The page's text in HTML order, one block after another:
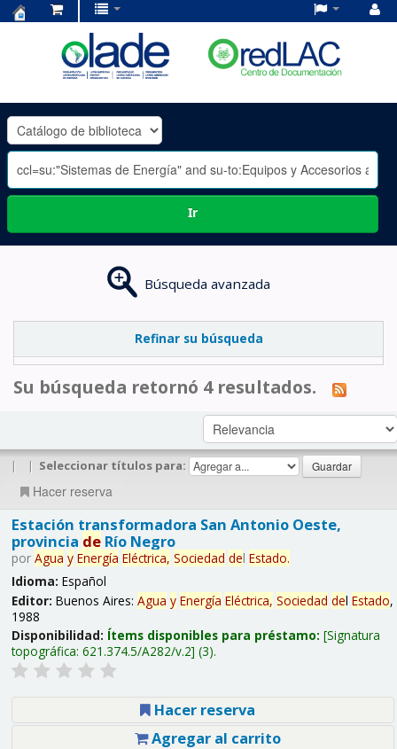
OLADE
-
Ir
Búsqueda avanzada
Refinar su búsqueda
Su búsqueda retornó 4 resultados.
| | Seleccionar títulos para:
Hacer reserva
Estación transformadora San Antonio Oeste,
provincia deRío Negro
por Agua y Energía Eléctrica, Sociedad del Estado.
Idioma: Español
Editor: Buenos Aires: Agua y Energía Eléctrica, Sociedad del Estado,
1988
Disponibilidad: Ítems disponibles para préstamo: Signatura
topográfica: 621.374.5/A282/v.2 (3).
Hacer reserva
Agregar al carrito